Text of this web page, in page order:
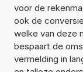
voor de
ook de
welke van deze
bespaart de
vermelding in